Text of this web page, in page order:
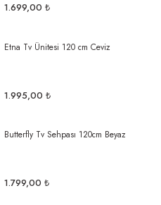
1.699,00 ₺
Etna Tv Ünitesi 120 cm Ceviz
1.995,00 ₺
Butterfly Tv Sehpası 120cm Beyaz
1.799,00 ₺